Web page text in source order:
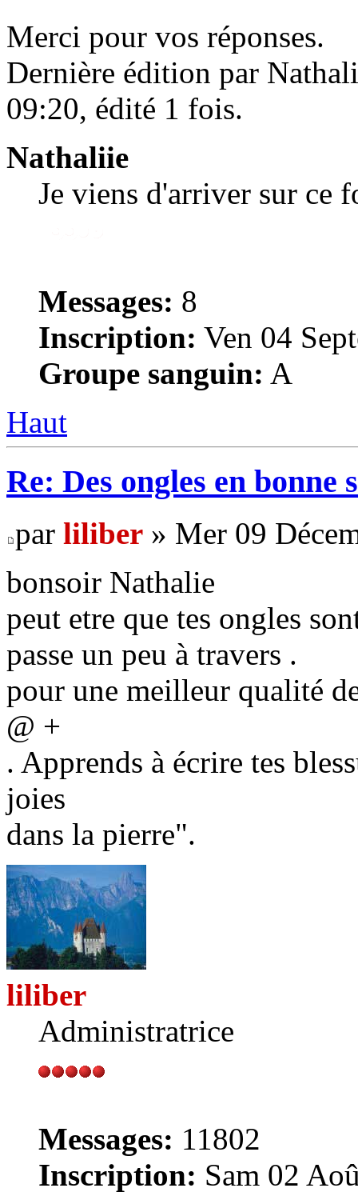
Merci pour vos réponses.
Dernière édition par
09:20, édité 1 fois.
Nathaliie
Je viens d'arriver sur ce
Messages: 8
Inscription: Ven 04
Groupe sanguin: A
Haut
Re: Des ongles en bonne
par liliber » Mer 09
bonsoir Nathalie
peut etre que tes ongles
passe un peu à travers .
pour une meilleur qualité
@ +
. Apprends à écrire tes
joies
dans la pierre".
liliber
Administratrice
Messages: 11802
Inscription: Sam 02